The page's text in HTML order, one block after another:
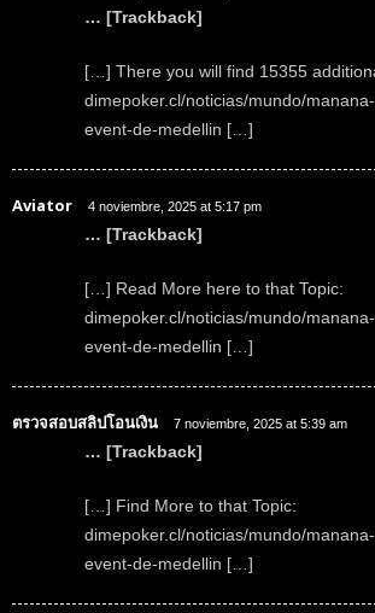
… [Trackback]
[…] There you will find 15355
dimepoker.cl/noticias/mundo/
event-de-medellin […]
Aviator 4 noviembre, 2025 at 5:17 pm
… [Trackback]
[…] Read More here to that Topic:
dimepoker.cl/noticias/mundo/
event-de-medellin […]
ตรวจสอบสลิปโอนเงิน 7 noviembre, 2025 at 5:39 am
… [Trackback]
[…] Find More to that Topic:
dimepoker.cl/noticias/mundo/
event-de-medellin […]